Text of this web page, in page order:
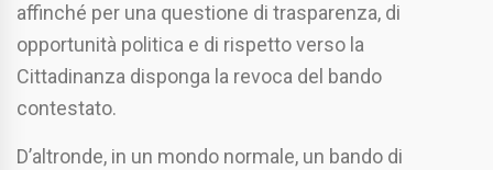
affinché per una questione di trasparenza, di
opportunità politica e di rispetto verso la
Cittadinanza disponga la revoca del bando
contestato.
D’altronde, in un mondo normale, un bando di